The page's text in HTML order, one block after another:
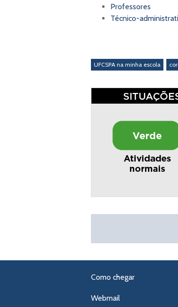
Professores
Técnico-
UFCSPA na minha escola
Como chegar
Webmail